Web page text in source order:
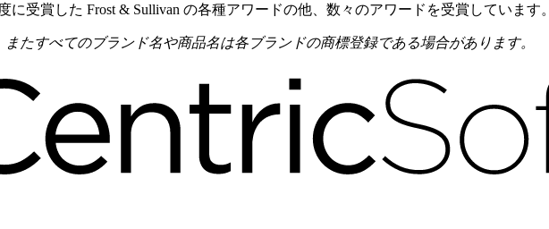
に受賞した Frost & Sullivan の各種アワードの他、数々のアワードを受賞しています。
またすべてのブランド名や商品名は各ブランドの商標登録である場合があります。